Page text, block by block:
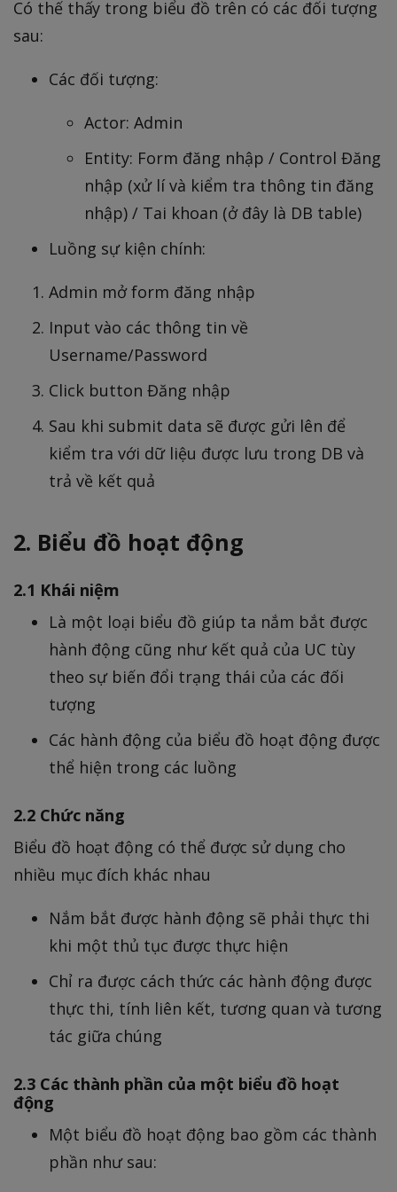
Có thế thấy trong biểu đồ trên có các đối tượng
sau:
Các đối tượng:
Actor: Admin
Entity: Form đăng nhập / Control Đăng
nhập (xử lí và kiểm tra thông tin đăng
nhập) / Tai khoan (ở đây là DB table)
Luồng sự kiện chính:
Admin mở form đăng nhập
Input vào các thông tin về
Username/Password
Click button Đăng nhập
Sau khi submit data sẽ được gửi lên để
kiểm tra với dữ liệu được lưu trong DB và
trả về kết quả
2. Biểu đồ hoạt động
2.1 Khái niệm
Là một loại biểu đồ giúp ta nắm bắt được
hành động cũng như kết quả của UC tùy
theo sự biến đổi trạng thái của các đối
tượng
Các hành động của biểu đồ hoạt động được
thể hiện trong các luồng
2.2 Chức năng
Biểu đồ hoạt động có thể được sử dụng cho
nhiều mục đích khác nhau
Nắm bắt được hành động sẽ phải thực thi
khi một thủ tục được thực hiện
Chỉ ra được cách thức các hành động được
thực thi, tính liên kết, tương quan và tương
tác giữa chúng
2.3 Các thành phần của một biểu đồ hoạt
động
Một biểu đồ hoạt động bao gồm các thành
phần như sau: